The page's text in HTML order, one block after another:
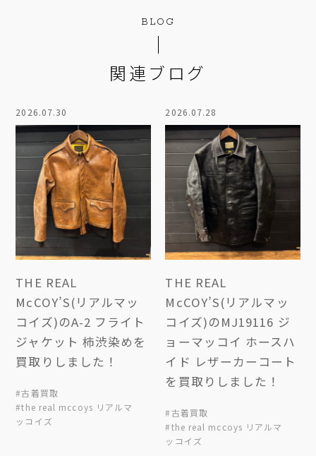
BLOG
関連ブログ
2026.07.30
THE REAL
McCOY’S(リアルマッ
コイズ)のA-2 フライト
ジャケット 柿渋染めを
買取りしました！
#古着買取
#the real mccoys リアルマ
ッコイズ
2026.07.28
THE REAL
McCOY’S(リアルマッ
コイズ)のMJ19116 ジ
ョーマッコイ ホースハ
イド レザーカーコート
を買取りしました！
#古着買取
#the real mccoys リアルマ
ッコイズ